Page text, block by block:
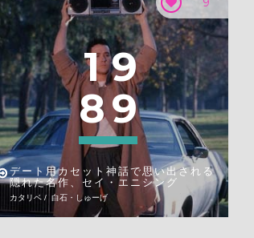
1 9
89
デート用カセット神話で思い出される
隠れた名作、セイ・エニシング
カタリベ / 白石・しゅーげ